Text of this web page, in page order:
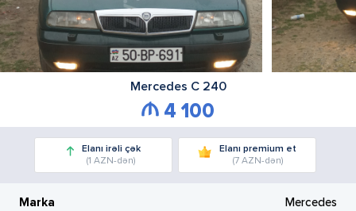
Mercedes C 240
4 100
Elanı irəli çək
(1 AZN-dən)
Elanı premium et
(7 AZN-dən)
Marka Mercedes